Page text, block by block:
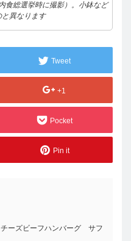
食総選挙時に撮影）。小鉢など
異なります
Tweet
+1
Pocket
Pin it
チーズビーフハンバーグ サフ